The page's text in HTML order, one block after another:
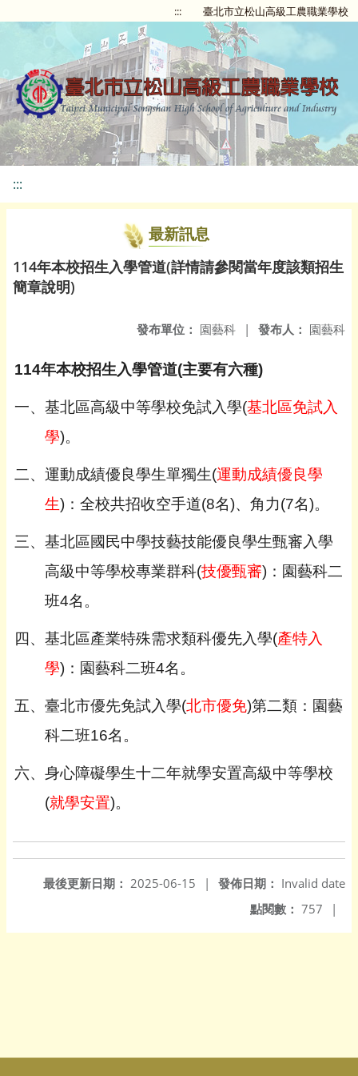
::: 臺北市立松山高級工農職業學校
:::
最新訊息
114年本校招生入學管道(詳情請參閱當年度該類招生
簡章說明)
發布人： 園藝科
發布單位： 園藝科 |
114年本校招生入學管道(主要有六種)
一、基北區高級中等學校免試入學(基北區免試入
學)。
二、運動成績優良學生單獨生(運動成績優良學
生)：全校共招收空手道(8名)、角力(7名)。
三、基北區國民中學技藝技能優良學生甄審入學
高級中等學校專業群科(技優甄審)：園藝科二
班4名。
四、基北區產業特殊需求類科優先入學(產特入
學)：園藝科二班4名。
五、臺北市優先免試入學(北市優免)第二類：園藝
科二班16名。
六、身心障礙學生十二年就學安置高級中等學校
(就學安置)。
發佈日期： Invalid date
最後更新日期： 2025-06-15
|
點閱數： 757 |